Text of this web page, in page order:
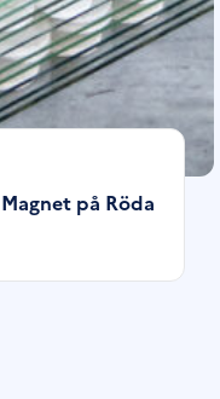
på Röda